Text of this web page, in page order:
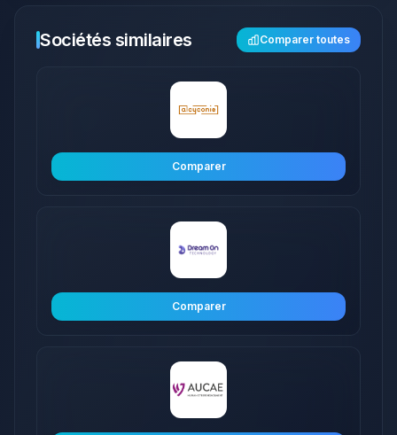
Sociétés similaires Comparer toutes
Comparer
Comparer